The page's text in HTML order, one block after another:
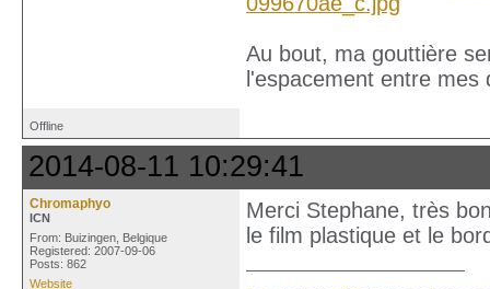
Au bout, ma gouttière
l'espacement entre
Offline
2014-08-11 10:29:41
Chromaphyo
ICN
From: Buizingen, Belgique
Registered: 2007-09-06
Posts: 862
Website
Merci Stephane, très
le film plastique et le